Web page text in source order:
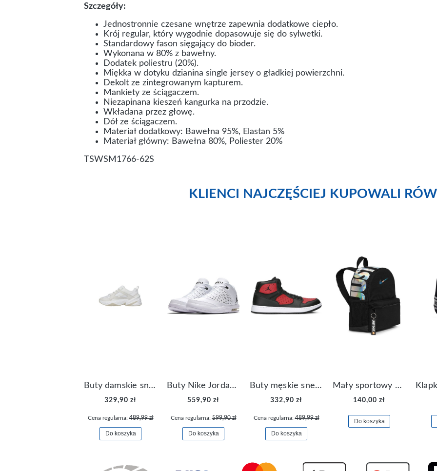
Szczegóły:
Jednostronnie czesane wnętrze zapewnia dodatkowe ciepło.
Krój regular, który wygodnie dopasowuje się do sylwetki.
Standardowy fason sięgający do bioder.
Wykonana w 80% z bawełny.
Dodatek poliestru (20%).
Miękka w dotyku dzianina single jersey o gładkiej powierzchni.
Dekolt ze zintegrowanym kapturem.
Mankiety ze ściągaczem.
Niezapinana kieszeń kangurka na przodzie.
Wkładana przez głowę.
Dół ze ściągaczem.
Materiał dodatkowy: Bawełna 95%, Elastan 5%
Materiał główny: Bawełna 80%, Poliester 20%
TSWSM1766-62S
KLIENCI NAJCZĘŚCIEJ KUPOWALI
Buty damskie sneakersy Nike M2K Tekno AO3108-006
329,90 zł
Cena regularna:489,99 zł
Do koszyka
Buty Nike Jordan Flight Origin 4 921196-100
559,90 zł
Cena regularna:599,90 zł
Do koszyka
Buty męskie sneakersy Jordan Access AR3762-006
332,90 zł
Cena regularna:489,99 zł
Do koszyka
Mały sportowy plecak plecaczek Nike Brasilia JDI DR6091-017
140,00 zł
Do koszyka